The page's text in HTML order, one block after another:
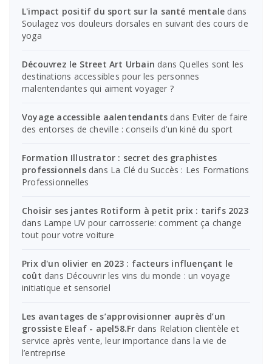
L'impact positif du sport sur la santé mentale dans
Soulagez vos douleurs dorsales en suivant des cours de
yoga
Découvrez le Street Art Urbain dansQuelles sont les
destinations accessibles pour les personnes
malentendantes qui aiment voyager ?
Voyage accessible aalentendants dans Eviter de faire
des entorses de cheville : conseils d’un kiné du sport
Formation Illustrator : secret des graphistes
professionnelsdans La Clé du Succès : Les Formations
Professionnelles
Choisir ses jantes Rotiform à petit prix : tarifs 2023
dans Lampe UV pour carrosserie: comment ça change
tout pour votre voiture
Prix d'un olivier en 2023 : facteurs influençant le
coût dans Découvrir les vins du monde : un voyage
initiatique et sensoriel
Les avantages de s’approvisionner auprès d’un
grossiste Eleaf - apel58.Fr dans Relation clientèle et
service après vente, leur importance dans la vie de
l’entreprise